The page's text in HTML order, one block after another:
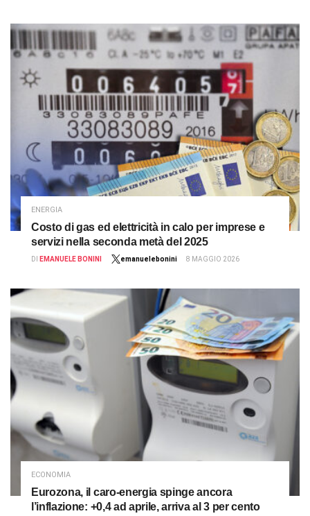
ENERGIA
Costo di gas ed elettricità in calo per imprese e
servizi nella seconda metà del 2025
DI EMANUELE BONINI emanuelebonini 8 MAGGIO 2026
ECONOMIA
Eurozona, il caro-energia spinge ancora
l’inflazione: +0,4 ad aprile, arriva al 3 per cento